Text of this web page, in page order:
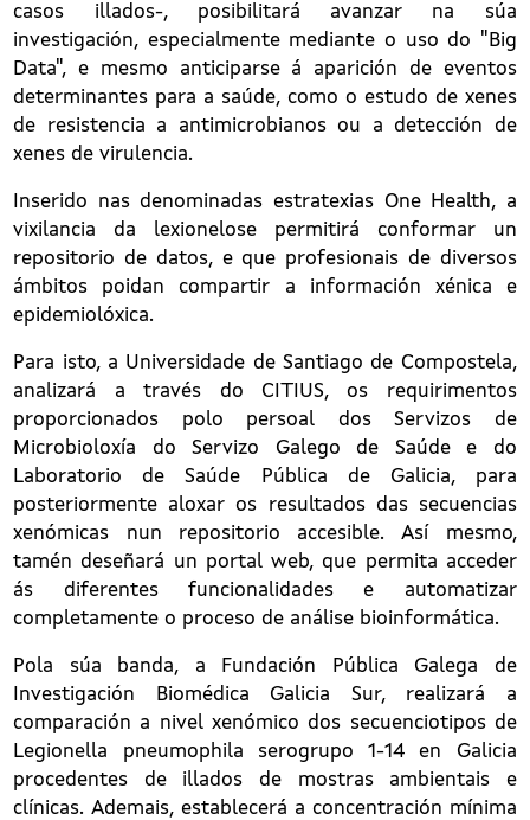
casos illados-, posibilitará avanzar na súa
investigación, especialmente mediante o uso do "Big
Data", e mesmo anticiparse á aparición de eventos
determinantes para a saúde, como o estudo de xenes
de resistencia a antimicrobianos ou a detección de
xenes de virulencia.
Inserido nas denominadas estratexias One Health, a
vixilancia da lexionelose permitirá conformar un
repositorio de datos, e que profesionais de diversos
ámbitos poidan compartir a información xénica e
epidemiolóxica.
Para isto, a Universidade de Santiago de Compostela,
analizará a través do CITIUS, os requirimentos
proporcionados polo persoal dos Servizos de
Microbioloxía do Servizo Galego de Saúde e do
Laboratorio de Saúde Pública de Galicia, para
posteriormente aloxar os resultados das secuencias
xenómicas nun repositorio accesible. Así mesmo,
tamén deseñará un portal web, que permita acceder
ás diferentes funcionalidades e automatizar
completamente o proceso de análise bioinformática.
Pola súa banda, a Fundación Pública Galega de
Investigación Biomédica Galicia Sur, realizará a
comparación a nivel xenómico dos secuenciotipos de
Legionella pneumophila serogrupo 1-14 en Galicia
procedentes de illados de mostras ambientais e
clínicas. Ademais, establecerá a concentración mínima